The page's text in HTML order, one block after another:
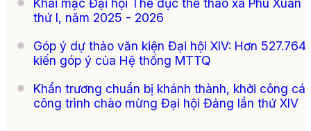
thứ I, năm 2025 - 2026
Góp ý dự thảo văn kiện Đại hội XIV: Hơn 527.764
kiến góp ý của Hệ thống MTTQ
Khẩn trương chuẩn bị khánh thành, khởi công
công trình chào mừng Đại hội Đảng lần thứ XIV